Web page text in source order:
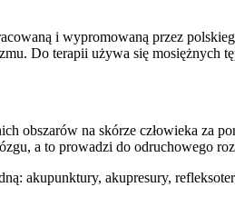
i wypromowaną przez
Do terapii używa się
obszarów na skórze człowieka
a to prowadzi do odruchowego
akupunktury, akupresury,